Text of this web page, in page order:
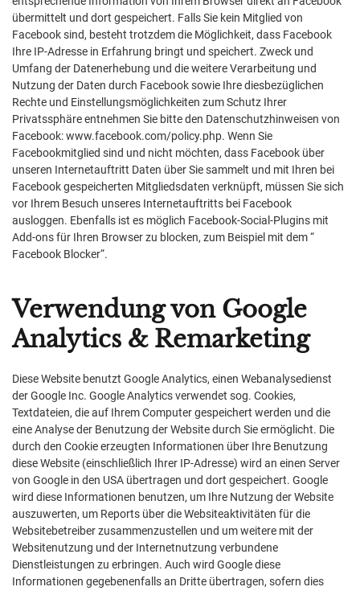
übermittelt und dort gespeichert. Falls Sie kein Mitglied von
Facebook sind, besteht trotzdem die Möglichkeit, dass Facebook
Ihre IP-Adresse in Erfahrung bringt und speichert. Zweck und
Umfang der Datenerhebung und die weitere Verarbeitung und
Nutzung der Daten durch Facebook sowie Ihre diesbezüglichen
Rechte und Einstellungsmöglichkeiten zum Schutz Ihrer
Privatssphäre entnehmen Sie bitte den Datenschutzhinweisen von
Facebook: www.facebook.com/policy.php. Wenn Sie
Facebookmitglied sind und nicht möchten, dass Facebook über
unseren Internetauftritt Daten über Sie sammelt und mit Ihren bei
Facebook gespeicherten Mitgliedsdaten verknüpft, müssen Sie sich
vor Ihrem Besuch unseres Internetauftritts bei Facebook
ausloggen. Ebenfalls ist es möglich Facebook-Social-Plugins mit
Add-ons für Ihren Browser zu blocken, zum Beispiel mit dem “
Facebook Blocker“.
Verwendung von Google
Analytics & Remarketing
Diese Website benutzt Google Analytics, einen Webanalysedienst
der Google Inc. Google Analytics verwendet sog. Cookies,
Textdateien, die auf Ihrem Computer gespeichert werden und die
eine Analyse der Benutzung der Website durch Sie ermöglicht. Die
durch den Cookie erzeugten Informationen über Ihre Benutzung
diese Website (einschließlich Ihrer IP-Adresse) wird an einen Server
von Google in den USA übertragen und dort gespeichert. Google
wird diese Informationen benutzen, um Ihre Nutzung der Website
auszuwerten, um Reports über die Websiteaktivitäten für die
Websitebetreiber zusammenzustellen und um weitere mit der
Websitenutzung und der Internetnutzung verbundene
Dienstleistungen zu erbringen. Auch wird Google diese
Informationen gegebenenfalls an Dritte übertragen, sofern dies